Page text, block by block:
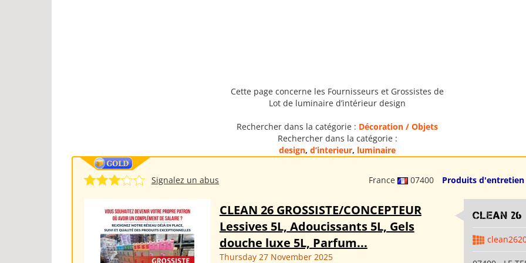
Cette page concerne les Fournisseurs et Grossistes de
Lot de luminaire d’intérieur design
Rechercher dans la catégorie : Décoration / Objets
Rechercher dans la catégorie :
design, d’interieur, luminaire
France 07400 Produits d'entretien
Signalez un abus
CLEAN 26 GROSSISTE/CONCEPTEUR
Lessives 5L, Adoucissants 5L, Gels
douche luxe 5L, Parfum...
Thursday 27 November 2025
clean 26